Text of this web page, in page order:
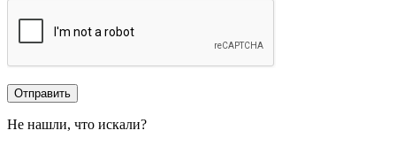
Отправить
Не нашли, что искали?